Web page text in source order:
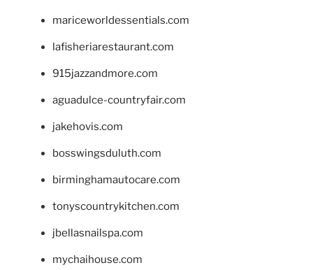
mariceworldessentials.com
lafisheriarestaurant.com
915jazzandmore.com
aguadulce-countryfair.com
jakehovis.com
bosswingsduluth.com
birminghamautocare.com
tonyscountrykitchen.com
jbellasnailspa.com
mychaihouse.com